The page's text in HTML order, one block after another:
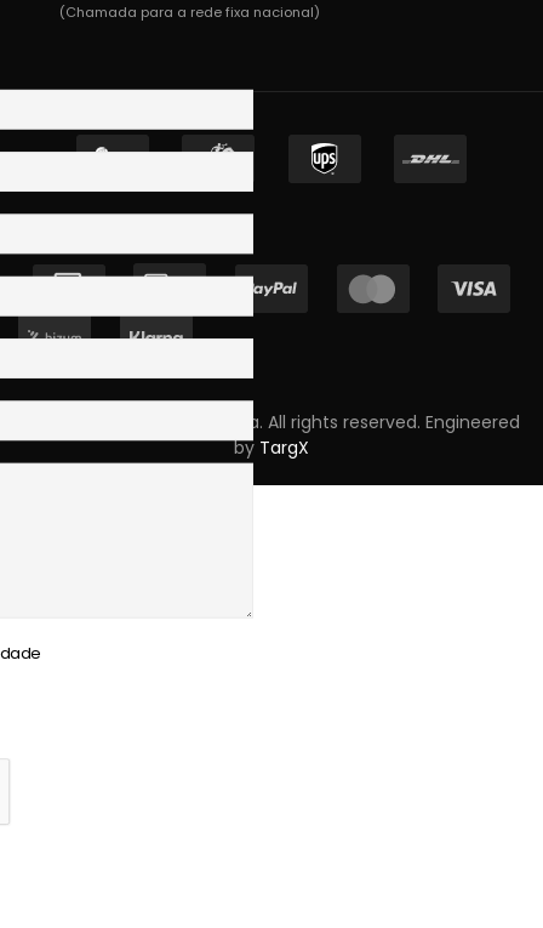
(Chamada para a rede fixa nacional)
Copyright © 2023 Skpro, Lda. All rights reserved. Engineered
by TargX